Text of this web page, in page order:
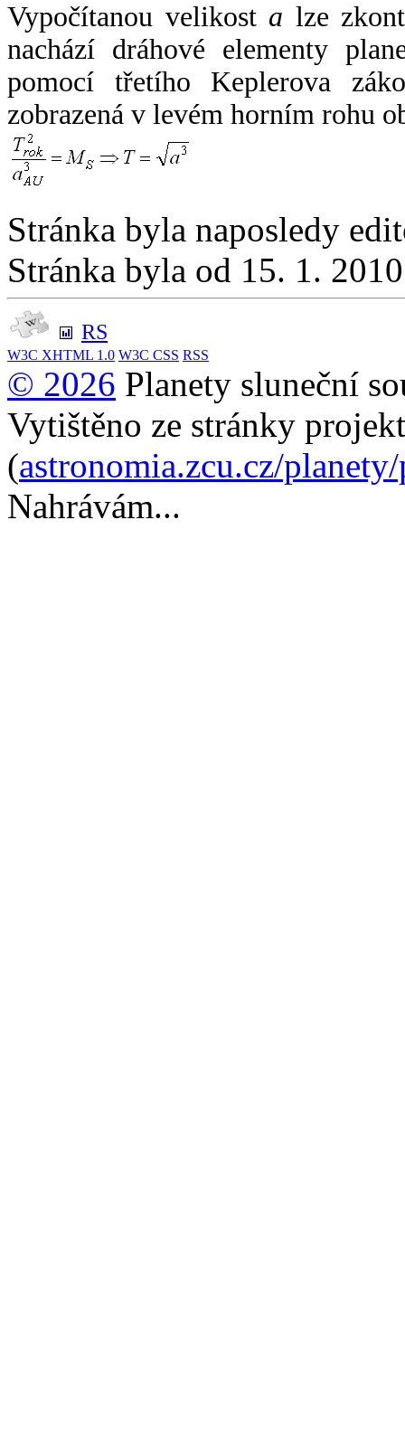
Vypočítanou velikost a lze
nachází dráhové elementy
pomocí třetího Keplerova
zobrazená v levém horním rohu
Stránka byla naposledy
Stránka byla od 15. 1.
RS
W3C XHTML 1.0 W3C CSS RSS
© 2026 Planety sluneční
Vytištěno ze stránky
(astronomia.zcu.cz/
Nahrávám...